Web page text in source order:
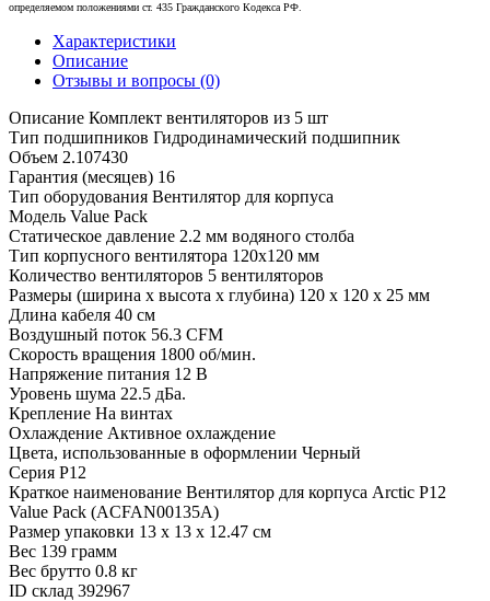
определяемом положениями ст. 435 Гражданского Кодекса РФ.
Характеристики
Описание
Отзывы и вопросы (0)
Описание Комплект вентиляторов из 5 шт
Тип подшипников Гидродинамический подшипник
Объем 2.107430
Гарантия (месяцев) 16
Тип оборудования Вентилятор для корпуса
Модель Value Pack
Статическое давление 2.2 мм водяного столба
Тип корпусного вентилятора 120x120 мм
Количество вентиляторов 5 вентиляторов
Размеры (ширина x высота x глубина) 120 x 120 x 25 мм
Длина кабеля 40 см
Воздушный поток 56.3 CFM
Скорость вращения 1800 об/мин.
Напряжение питания 12 В
Уровень шума 22.5 дБа.
Крепление На винтах
Охлаждение Активное охлаждение
Цвета, использованные в оформлении Черный
Серия P12
Краткое наименование Вентилятор для корпуса Arctic P12
Value Pack (ACFAN00135A)
Размер упаковки 13 x 13 x 12.47 см
Вес 139 грамм
Вес брутто 0.8 кг
ID склад 392967